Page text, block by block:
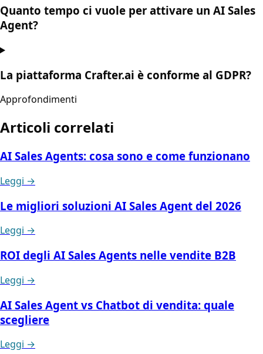
Quanto tempo ci vuole per attivare un AI Sales
Agent?
La piattaforma Crafter.ai è conforme al GDPR?
Approfondimenti
Articoli correlati
AI Sales Agents: cosa sono e come funzionano
Leggi →
Le migliori soluzioni AI Sales Agent del 2026
Leggi →
ROI degli AI Sales Agents nelle vendite B2B
Leggi →
AI Sales Agent vs Chatbot di vendita: quale
scegliere
Leggi →